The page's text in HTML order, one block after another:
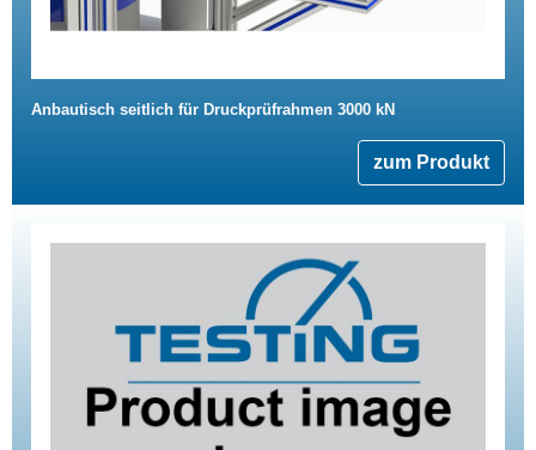
Anbautisch seitlich für Druckprüfrahmen 3000 kN
zum Produkt